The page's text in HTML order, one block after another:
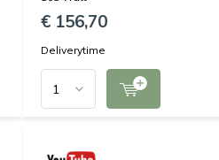
€ 156,70
Deliverytime